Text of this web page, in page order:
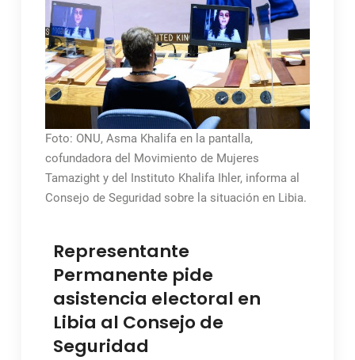
Foto: ONU, Asma Khalifa en la pantalla,
cofundadora del Movimiento de Mujeres
Tamazight y del Instituto Khalifa Ihler, informa al
Consejo de Seguridad sobre la situación en Libia.
Representante
Permanente pide
asistencia electoral en
Libia al Consejo de
Seguridad